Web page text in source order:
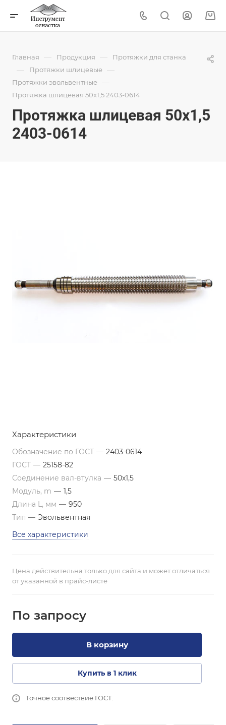
Главная — Продукция — Протяжки для станка
— Протяжки шлицевые —
Протяжки эвольвентные —
Протяжка шлицевая 50x1,5 2403-0614
Протяжка шлицевая 50x1,5
2403-0614
Характеристики
Обозначение по ГОСТ — 2403-0614
ГОСТ — 25158-82
Соединение вал-втулка — 50х1,5
Модуль, m — 1,5
Длина L, мм — 950
Тип — Эвольвентная
Все характеристики
Цена действительна только для сайта и может отличаться
от указанной в прайс-листе
По запросу
В корзину
Купить в 1 клик
Точное соотвествие ГОСТ.